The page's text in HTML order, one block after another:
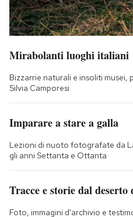
Mirabolanti luoghi italiani
Bizzarrie naturali e insoliti
Silvia Camporesi
Imparare a stare a galla
Lezioni di nuoto fotografate da
gli anni Settanta e Ottanta
Tracce e storie dal deserto
Foto, immagini d'archivio e